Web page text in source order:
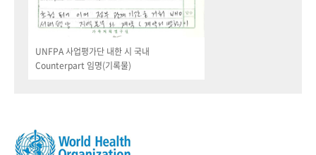
UNFPA 사업평가단 내한 시 국내
Counterpart 임명(기록물)